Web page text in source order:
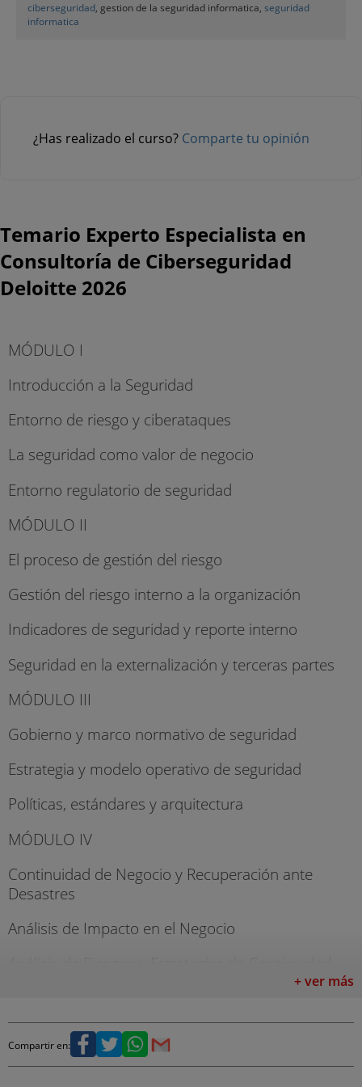
ciberseguridad, gestion de la seguridad informatica, seguridad
informatica
¿Has realizado el curso? Comparte tu opinión
Temario Experto Especialista en
Consultoría de Ciberseguridad
Deloitte 2026
MÓDULO I
Introducción a la Seguridad
Entorno de riesgo y ciberataques
La seguridad como valor de negocio
Entorno regulatorio de seguridad
MÓDULO II
El proceso de gestión del riesgo
Gestión del riesgo interno a la organización
Indicadores de seguridad y reporte interno
Seguridad en la externalización y terceras partes
MÓDULO III
Gobierno y marco normativo de seguridad
Estrategia y modelo operativo de seguridad
Políticas, estándares y arquitectura
MÓDULO IV
Continuidad de Negocio y Recuperación ante
Desastres
Análisis de Impacto en el Negocio
Plan de Continuidad
Planes de Apoyo: Actualización, Formación y
+ ver más
Compartir en: